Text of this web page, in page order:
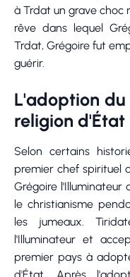
à Trdat un grave choc
rêve dans lequel
Trdat, Grégoire fut
guérir.
L'adoption
religion d'État
Selon certains
premier chef spirituel
Grégoire l'Illuminateur
le christianisme
les jumeaux.
l'Illuminateur et
premier pays à